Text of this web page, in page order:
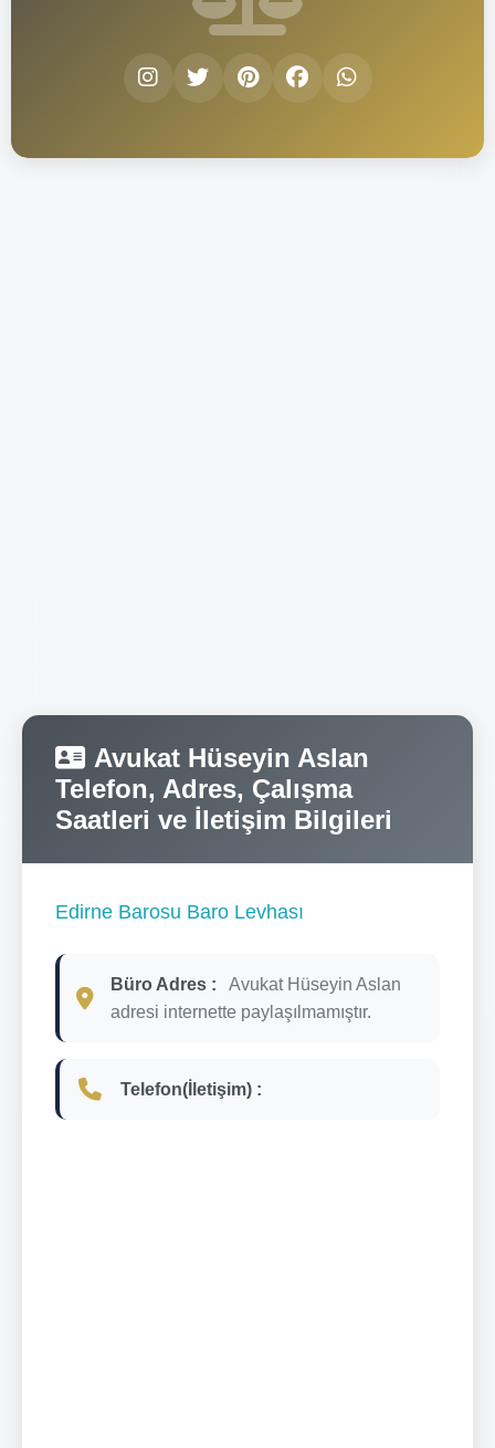
Avukat Hüseyin Aslan
Telefon, Adres, Çalışma
Saatleri ve İletişim Bilgileri
Edirne Barosu Baro Levhası
Büro Adres :
Avukat Hüseyin Aslan
adresi internette paylaşılmamıştır.
Telefon(İletişim) :